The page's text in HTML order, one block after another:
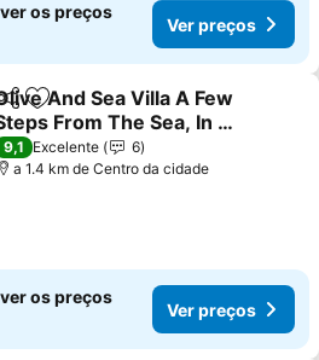
os preços
Ver preços
Adicionar aos favoritos
And Sea Villa A Few
From The Sea, In A
Olive Grove.
preços
9,1 Excelente
6
a 1.4 km de Centro da cidade
os preços
Ver preços